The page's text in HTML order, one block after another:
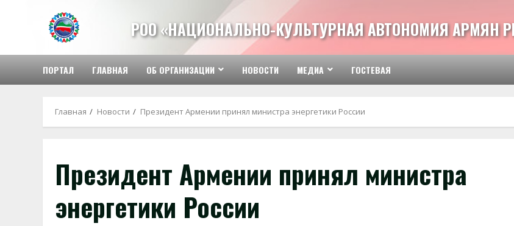
содержимому
РОО «НАЦИОНАЛЬНО-КУЛЬТУРНАЯ АВТОНОМИЯ АРМЯН
ПОРТАЛ ГЛАВНАЯ ОБ ОРГАНИЗАЦИИ НОВОСТИ МЕДИА ГОСТЕВАЯ
Главная Новости Президент Армении принял министра энергетики России
Президент Армении принял министра
энергетики России